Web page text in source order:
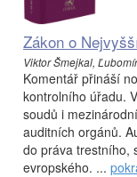
Zákon o
Viktor Šmejkal,
Komentář přináší
kontrolního úřadu.
soudů i
auditních orgánů.
do práva trestního,
evropského. ...